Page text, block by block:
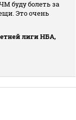
буду болеть за
Это очень
лиги НБА,